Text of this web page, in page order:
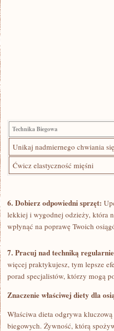
Technika‌ Biegowa
Unikaj nadmiernego chwiania się
Ćwicz elastyczność mięśni
6.‍ Dobierz odpowiedni sprzęt:
lekkiej i ‍wygodnej⁢ odzieży,⁢ która
wpłynąć na poprawę ‌Twoich
7. Pracuj nad techniką
więcej praktykujesz, tym lepsze
porad specjalistów, którzy⁢ mogą
Znaczenie właściwej diety dla⁤
Właściwa dieta odgrywa
biegowych. Żywność, którą